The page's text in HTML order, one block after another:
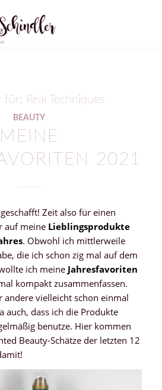
für: Real Techniques
BEAUTY
MEINE
2021
Zeit also für einen
auf meine Lieblingsprodukte
. Obwohl ich mittlerweile
die ich schon zig mal auf dem
ich meine Jahresfavoriten
kompakt zusammenfassen.
andere vielleicht schon einmal
auch, dass ich die Produkte
benutze. Hier kommen
Beauty-Schätze der letzten 12